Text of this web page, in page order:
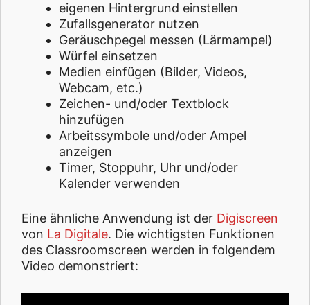
eigenen Hintergrund einstellen
Zufallsgenerator nutzen
Geräuschpegel messen (Lärmampel)
Würfel einsetzen
Medien einfügen (Bilder, Videos,
Webcam, etc.)
Zeichen- und/oder Textblock
hinzufügen
Arbeitssymbole und/oder Ampel
anzeigen
Timer, Stoppuhr, Uhr und/oder
Kalender verwenden
Eine ähnliche Anwendung ist der Digiscreen
von La Digitale. Die wichtigsten Funktionen
des Classroomscreen werden in folgendem
Video demonstriert: